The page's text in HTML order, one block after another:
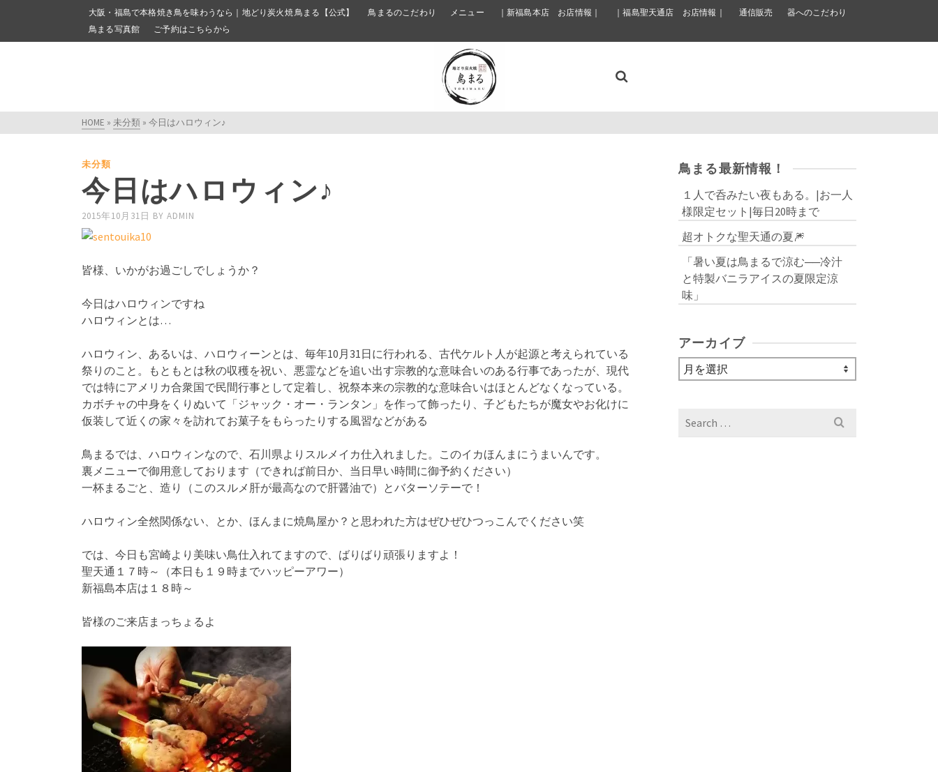
大阪・福島で本格焼き鳥を味わうなら｜地どり炭火焼 鳥まる【公式】 鳥まるのこだわり メニュー ｜新福島本店 お店情報｜ ｜福島聖天通店 お店情報｜ 通信販売
器へのこだわり
鳥まる写真館
ご予約はこちらから
HOME » 未分類 » 今日はハロウィン♪
未分類
今日はハロウィン♪
2015年10月31日 BY ADMIN
皆様、いかがお過ごしでしょうか？
今日はハロウィンですね
ハロウィンとは…
ハロウィン、あるいは、ハロウィーンとは、毎年10月31日に行われる、古代ケルト人が起源と考えられている
祭りのこと。もともとは秋の収穫を祝い、悪霊などを追い出す宗教的な意味合いのある行事であったが、現代
では特にアメリカ合衆国で民間行事として定着し、祝祭本来の宗教的な意味合いはほとんどなくなっている。
カボチャの中身をくりぬいて「ジャック・オー・ランタン」を作って飾ったり、子どもたちが魔女やお化けに
仮装して近くの家々を訪れてお菓子をもらったりする風習などがある
鳥まるでは、ハロウィンなので、石川県よりスルメイカ仕入れました。このイカほんまにうまいんです。
裏メニューで御用意しております（できれば前日か、当日早い時間に御予約ください）
一杯まるごと、造り（このスルメ肝が最高なので肝醤油で）とバターソテーで！
ハロウィン全然関係ない、とか、ほんまに焼鳥屋か？と思われた方はぜひぜひつっこんでください笑
では、今日も宮崎より美味い鳥仕入れてますので、ばりばり頑張りますよ！
聖天通１７時～（本日も１９時までハッピーアワー）
新福島本店は１８時～
皆様のご来店まっちょるよ
鳥まる最新情報！
１人で呑みたい夜もある。|お一人
様限定セット|毎日20時まで
超オトクな聖天通の夏🎆
「暑い夏は鳥まるで涼む──冷汁
と特製バニラアイスの夏限定涼
味」
アーカイブ
ア
ー
Search